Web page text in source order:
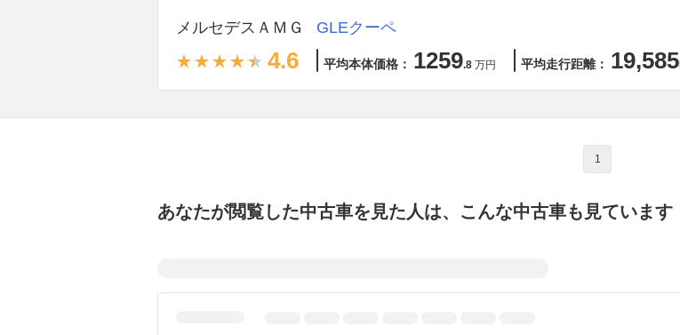
メルセデスＡＭＧ GLEクーペ
4.6 平均本体価格： 1259.8 万円 平均走行距離： 19,585
1
あなたが閲覧した中古車を見た人は、こんな中古車も見ています